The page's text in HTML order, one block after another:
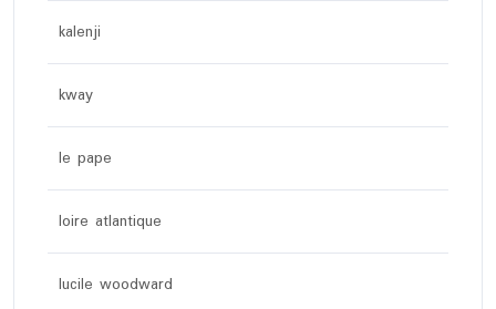
kalenji
kway
le pape
loire atlantique
lucile woodward